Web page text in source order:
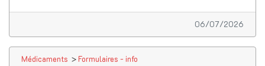
06/07/2026
Médicaments > Formulaires - info